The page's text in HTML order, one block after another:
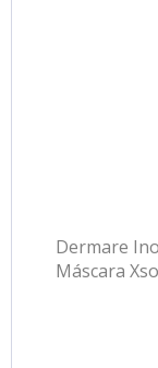
Dermare
Máscara